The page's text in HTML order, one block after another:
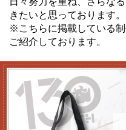
きたいと思っております。
※こちらに掲載している
ご紹介しております。